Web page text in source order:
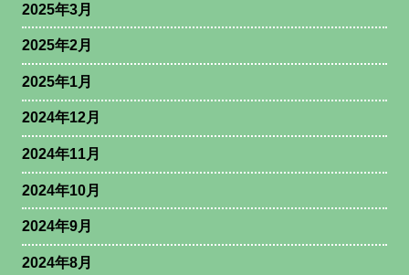
2025年3月
2025年2月
2025年1月
2024年12月
2024年11月
2024年10月
2024年9月
2024年8月